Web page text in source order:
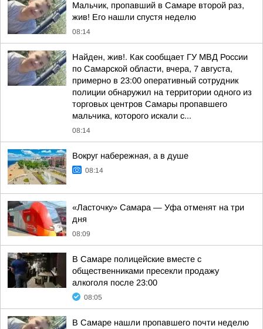
Мальчик, пропавший в Самаре второй раз,
жив! Его нашли спустя неделю
08:14
Найден, жив!. Как сообщает ГУ МВД России
по Самарской области, вчера, 7 августа,
примерно в 23:00 оперативный сотрудник
полиции обнаружил на территории одного из
торговых центров Самары пропавшего
мальчика, которого искали с...
08:14
Вокруг набережная, а в душе
08:14
«Ласточку» Самара — Уфа отменят на три
дня
08:09
В Самаре полицейские вместе с
общественниками пресекли продажу
алкоголя после 23:00
08:05
В Самаре нашли пропавшего почти неделю